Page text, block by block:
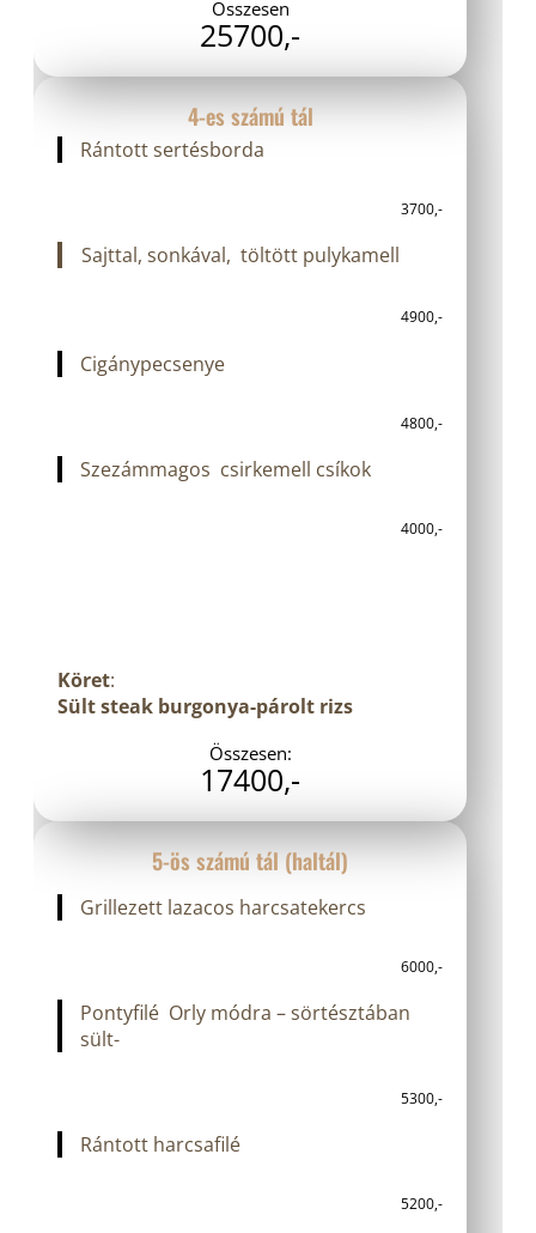
Összesen
25700,-
4-es számú tál
Rántott sertésborda
3700,-
Sajttal, sonkával, töltött pulykamell
4900,-
Cigánypecsenye
4800,-
Szezámmagos csirkemell csíkok
4000,-
Köret:
Sült steak burgonya-párolt rizs
Összesen:
17400,-
5-ös számú tál (haltál)
Grillezett lazacos harcsatekercs
6000,-
Pontyfilé Orly módra – sörtésztában
sült-
5300,-
Rántott harcsafilé
5200,-